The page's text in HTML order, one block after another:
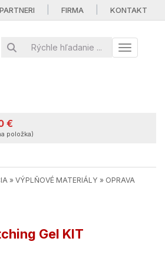
PARTNERI FIRMA KONTAKT
Toggle
€
položka)
» VÝPLŇOVÉ MATERIÁLY » OPRAVA
Gel KIT